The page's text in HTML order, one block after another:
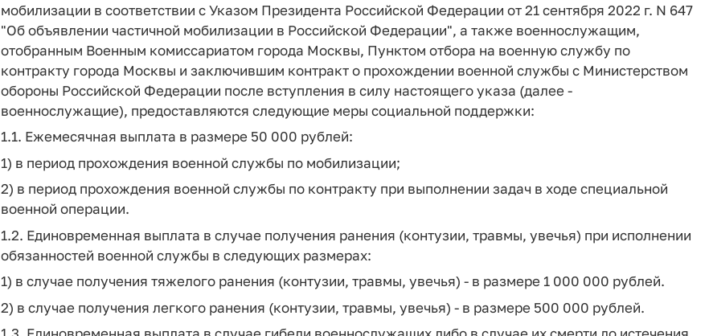
мобилизации в соответствии с Указом Президента Российской Федерации от 21 сентября 2022 г. N 647
"Об объявлении частичной мобилизации в Российской Федерации", а также военнослужащим,
отобранным Военным комиссариатом города Москвы, Пунктом отбора на военную службу по
контракту города Москвы и заключившим контракт о прохождении военной службы с Министерством
обороны Российской Федерации после вступления в силу настоящего указа (далее -
военнослужащие), предоставляются следующие меры социальной поддержки:
1.1. Ежемесячная выплата в размере 50 000 рублей:
1) в период прохождения военной службы по мобилизации;
2) в период прохождения военной службы по контракту при выполнении задач в ходе специальной
военной операции.
1.2. Единовременная выплата в случае получения ранения (контузии, травмы, увечья) при исполнении
обязанностей военной службы в следующих размерах:
1) в случае получения тяжелого ранения (контузии, травмы, увечья) - в размере 1 000 000 рублей.
2) в случае получения легкого ранения (контузии, травмы, увечья) - в размере 500 000 рублей.